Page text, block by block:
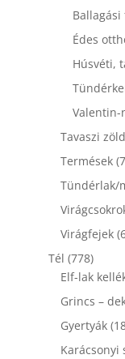
Édes
Húsvéti,
Valentin-
Tavaszi
Termések
Tündérlak/
Virágfejek
Tél 778778
Elf-lak
Grincs –
Gyertyák
Karácsonyi